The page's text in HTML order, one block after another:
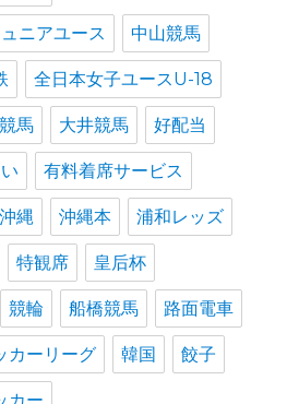
ニアユース 中山競馬
全日本女子ユースU-18
馬 大井競馬 好配当
有料着席サービス
沖縄 沖縄本 浦和レッズ
特観席 皇后杯
競輪 船橋競馬 路面電車
カーリーグ 韓国 餃子